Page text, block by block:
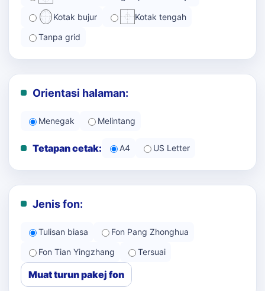
Kotak bujur Kotak tengah
Tanpa grid
Orientasi halaman:
Menegak Melintang
Tetapan cetak: A4 US Letter
Jenis fon:
Tulisan biasa
Fon Pang Zhonghua
Fon Tian Yingzhang
Tersuai
Muat turun pakej fon